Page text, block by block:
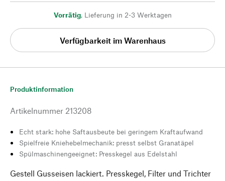
Vorrätig, Lieferung in 2-3 Werktagen
Verfügbarkeit im Warenhaus
Produktinformation
Artikelnummer 213208
Echt stark: hohe Saftausbeute bei geringem Kraftaufwand
Spielfreie Kniehebelmechanik: presst selbst Granatäpel
Spülmaschinengeeignet: Presskegel aus Edelstahl
Gestell Gusseisen lackiert. Presskegel, Filter und Trichter